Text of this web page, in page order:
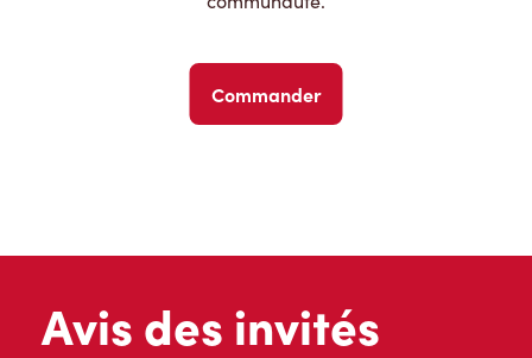
Commander
Avis des invités